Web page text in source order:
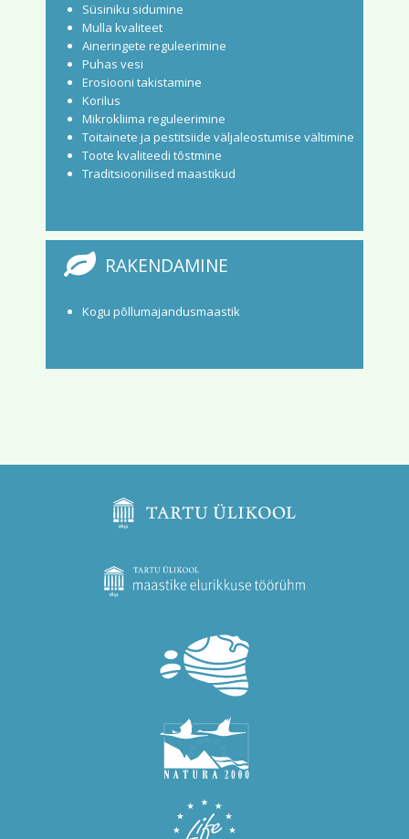
Süsiniku sidumine
Mulla kvaliteet
Aineringete reguleerimine
Puhas vesi
Erosiooni takistamine
Korilus
Mikrokliima reguleerimine
Toitainete ja pestitsiide väljaleostumise vältimine
Toote kvaliteedi tõstmine
Traditsioonilised maastikud
RAKENDAMINE
Kogu põllumajandusmaastik